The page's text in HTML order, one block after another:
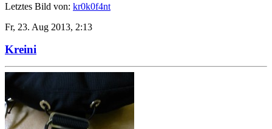
Letztes Bild von: kr0k0f4nt
Fr, 23. Aug 2013, 2:13
Kreini